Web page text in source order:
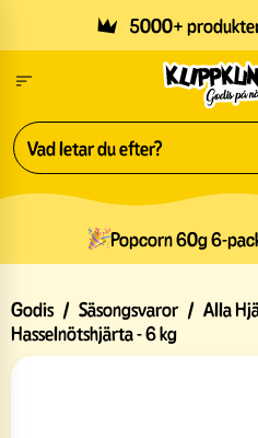
5000+
Popcorn 60g 6-
Godis / Säsongsvaror / Alla
Hasselnötshjärta - 6 kg